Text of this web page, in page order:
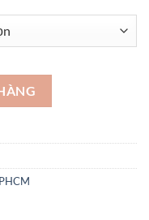
da bò -STX300 số lượng